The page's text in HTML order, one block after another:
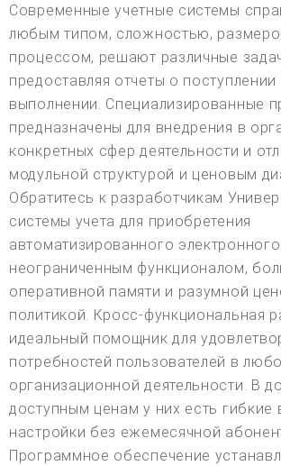
Современные учетные системы
любым типом, сложностью,
процессом, решают различные
предоставляя отчеты о поступлении
выполнении. Специализированные
предназначены для внедрения в
конкретных сфер деятельности и
модульной структурой и ценовым
Обратитесь к разработчикам
системы учета для приобретения
автоматизированного
неограниченным функционалом,
оперативной памяти и разумной
политикой. Кросс-функциональная
идеальный помощник для
потребностей пользователей в
организационной деятельности. В
доступным ценам у них есть
настройки без ежемесячной
Программное обеспечение